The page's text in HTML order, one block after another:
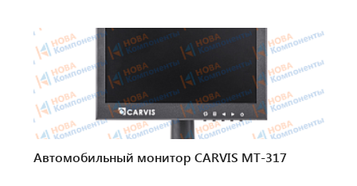
GPS/GSM Антенны
Автоклимат
Датчики скорости
Картриджи для принтеров этикеток
Автомобильный монитор CARVIS MT-317